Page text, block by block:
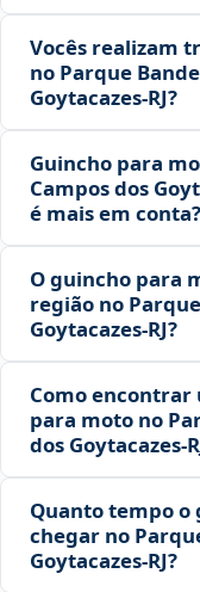
Vocês realizam
no Parque
Goytacazes‑RJ?
Guincho para
Campos dos
é mais em conta?
O guincho para
região no
Goytacazes‑RJ?
Como encontrar
para moto no
dos
Quanto tempo o
chegar no
Goytacazes‑RJ?